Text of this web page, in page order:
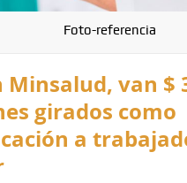
Foto-referencia
Minsalud, van $
girados como
a